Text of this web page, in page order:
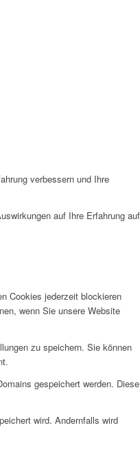
verbessern und Ihre
auf Ihre Erfahrung auf
Cookies jederzeit blockieren
wenn Sie unsere Website
zu speichern. Sie können
gespeichert werden. Diese
wird. Andernfalls wird